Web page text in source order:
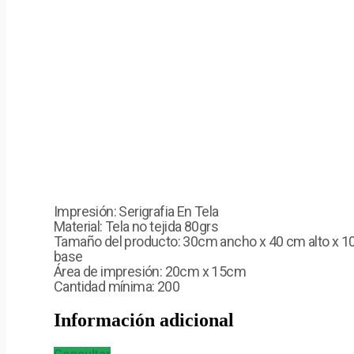
Impresión: Serigrafia En Tela
Material: Tela no tejida 80grs
Tamaño del producto: 30cm ancho x 40 cm alto x
base
Área de impresión: 20cm x 15cm
Cantidad mínima: 200
Información adicional